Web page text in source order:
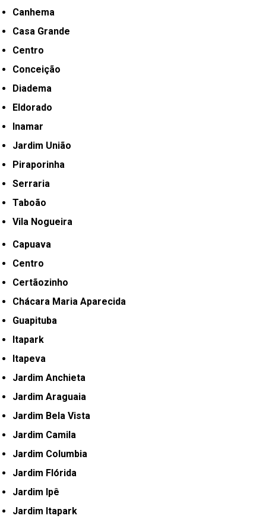
Canhema
Casa Grande
Centro
Conceição
Diadema
Eldorado
Inamar
Jardim União
Piraporinha
Serraria
Taboão
Vila Nogueira
Capuava
Centro
Certãozinho
Chácara Maria Aparecida
Guapituba
Itapark
Itapeva
Jardim Anchieta
Jardim Araguaia
Jardim Bela Vista
Jardim Camila
Jardim Columbia
Jardim Flórida
Jardim Ipê
Jardim Itapark